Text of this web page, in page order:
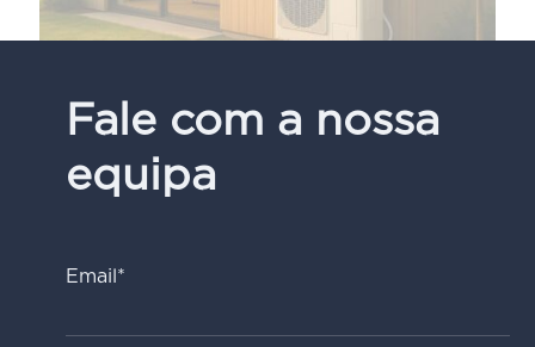
Fale com a nossa
equipa
Email*